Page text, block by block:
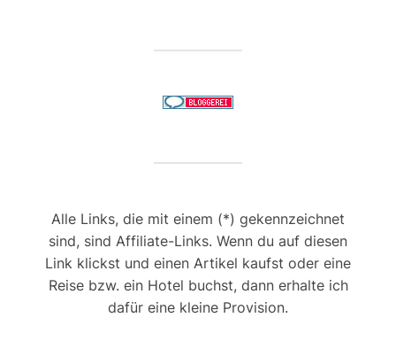
Alle Links, die mit einem (*) gekennzeichnet
sind, sind Affiliate-Links. Wenn du auf diesen
Link klickst und einen Artikel kaufst oder eine
Reise bzw. ein Hotel buchst, dann erhalte ich
dafür eine kleine Provision.